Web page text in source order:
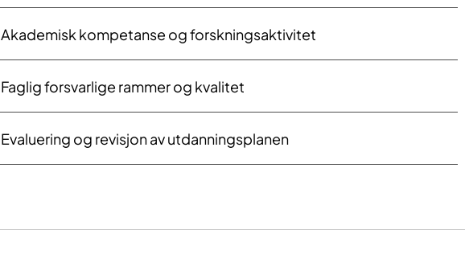
Akademisk kompetanse og forskningsaktivitet
​Faglig forsvarlige rammer og kvalitet
Evaluering og revisjon av utdanningsplanen